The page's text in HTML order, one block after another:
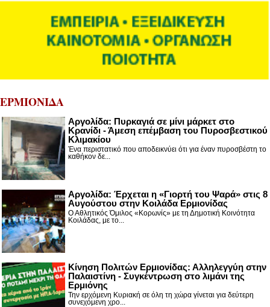
ΕΡΜΙΟΝΙΔΑ
Αργολίδα: Πυρκαγιά σε μίνι μάρκετ στο
Κρανίδι - Άμεση επέμβαση του Πυροσβεστικού
Κλιμακίου
Ένα περιστατικό που αποδεικνύει ότι για έναν πυροσβέστη το
καθήκον δε...
Αργολίδα: Έρχεται η «Γιορτή του Ψαρά» στις 8
Αυγούστου στην Κοιλάδα Ερμιονίδας
Ο Αθλητικός Όμιλος «Κορωνίς» με τη Δημοτική Κοινότητα
Κοιλάδας, με το...
Κίνηση Πολιτών Ερμιονίδας: Αλληλεγγύη στην
Παλαιστίνη - Συγκέντρωση στο λιμάνι της
Ερμιόνης
Την ερχόμενη Κυριακή σε όλη τη χώρα γίνεται για δεύτερη
συνεχόμενη χρο...